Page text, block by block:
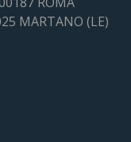
MARTANO (LE)